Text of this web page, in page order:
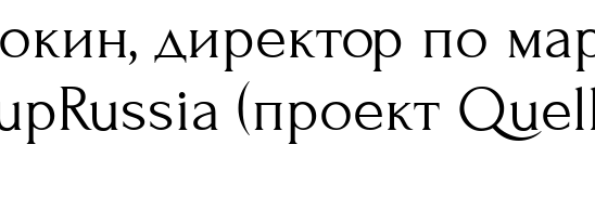
директор по
(проект